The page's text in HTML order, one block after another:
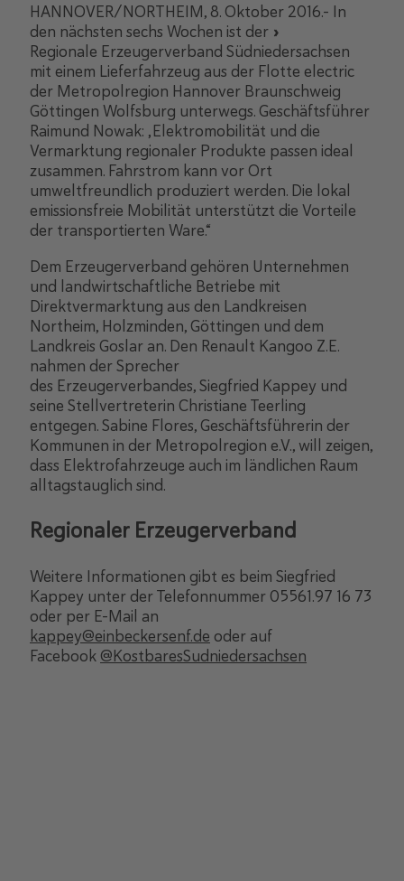
HANNOVER/NORTHEIM, 8. Oktober 2016.- In
den nächsten sechs Wochen ist der »
Regionale Erzeugerverband Südniedersachsen
mit einem Lieferfahrzeug aus der Flotte electric
der Metropolregion Hannover Braunschweig
Göttingen Wolfsburg unterwegs. Geschäftsführer
Raimund Nowak: „Elektromobilität und die
Vermarktung regionaler Produkte passen ideal
zusammen. Fahrstrom kann vor Ort
umweltfreundlich produziert werden. Die lokal
emissionsfreie Mobilität unterstützt die Vorteile
der transportierten Ware.“
Dem Erzeugerverband gehören Unternehmen
und landwirtschaftliche Betriebe mit
Direktvermarktung aus den Landkreisen
Northeim, Holzminden, Göttingen und dem
Landkreis Goslar an. Den Renault Kangoo Z.E.
nahmen der Sprecher
des Erzeugerverbandes, Siegfried Kappey und
seine Stellvertreterin Christiane Teerling
entgegen. Sabine Flores, Geschäftsführerin der
Kommunen in der Metropolregion e.V., will zeigen,
dass Elektrofahrzeuge auch im ländlichen Raum
alltagstauglich sind.
Regionaler Erzeugerverband
Weitere Informationen gibt es beim Siegfried
Kappey unter der Telefonnummer 05561.97 16 73
oder per E-Mail an
kappey@einbeckersenf.de oder auf
Facebook @KostbaresSudniedersachsen